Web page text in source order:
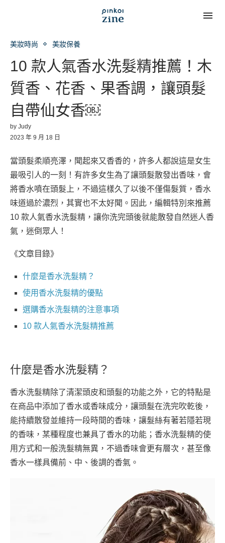
美妝時尚 美妝保養
10 款人氣香水洗髮精推薦！木
質香、花香、果香調，讓頭髮
自帶仙女香￼
by Judy
2023 年 9 月 18 日
當頭髮柔順亮澤，聞起來又香香的，許多人都說這是女生
最吸引人的一刻！有許多女生為了讓頭髮散發出香味，會
將香水噴在頭髮上，不過這樣久了以後不僅傷髮質，香水
味道過於濃烈，其實也不太好聞。因此，編輯特別來推薦
10 款人氣香水洗髮精，讓你洗完頭後就能散發自然迷人香
氣，迷倒眾人！
《文章目錄》
什麼是香水洗髮精？
使用香水洗髮精的優點
選購香水洗髮精的注意事項
10 款人氣香水洗髮精推薦
什麼是香水洗髮精？
香水洗髮精除了清潔頭皮和頭髮的功能之外，它的特點是
在商品中添加了香水或香味成分，讓頭髮在洗完吹乾後，
能持續散發並維持一段時間的香味，讓髮絲有著若隱若現
的香味，某種程度也兼具了香水的功能；香水洗髮精的使
用方式和一般洗髮精無異，不過香味會更有層次，甚至像
香水一樣具備前、中、後調的香氣。